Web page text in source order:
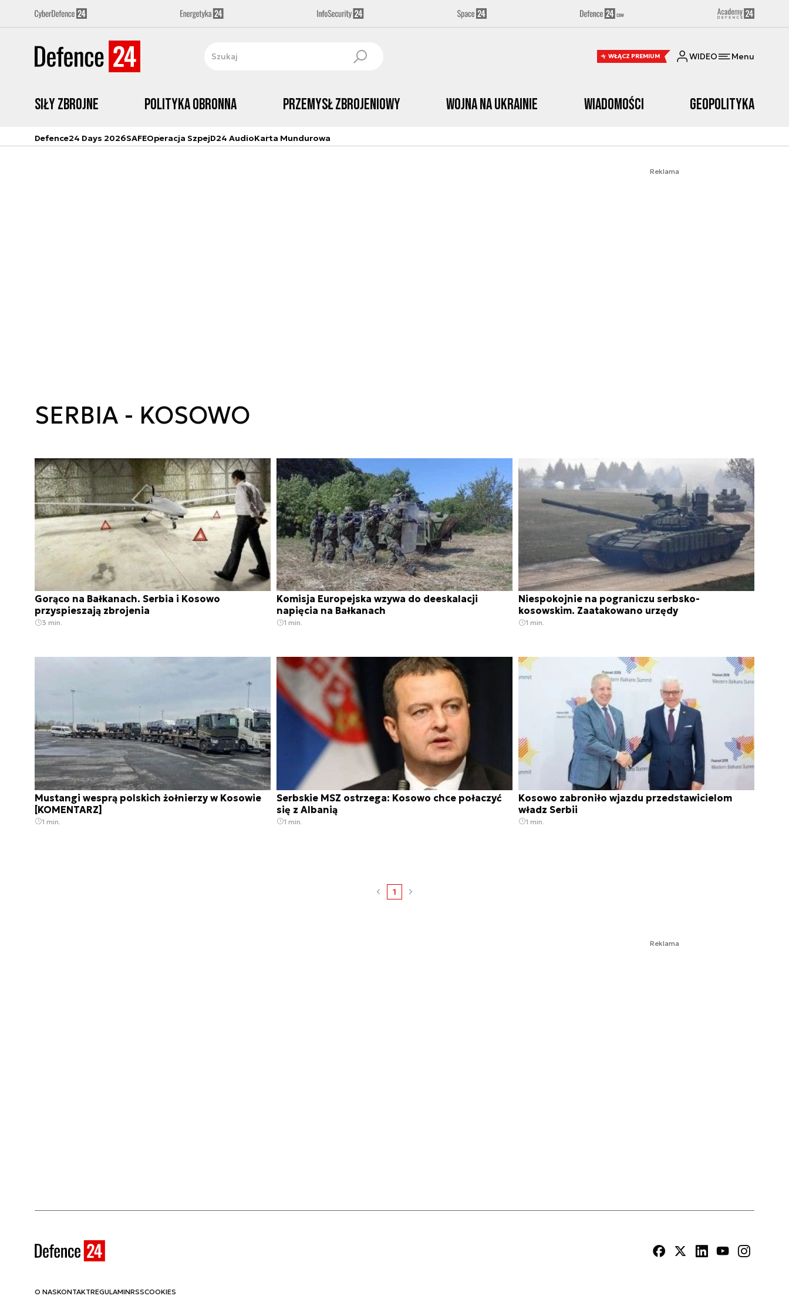
WŁĄCZ PREMIUM WIDEO Menu
Siły zbrojne Polityka obronna Przemysł Zbrojeniowy Wojna na Ukrainie Wiadomości Geopolityka
Defence24 Days 2026SAFEOperacja SzpejD24 AudioKarta Mundurowa
Reklama
SERBIA - KOSOWO
Gorąco na Bałkanach. Serbia i Kosowo
przyspieszają zbrojenia
3 min.
Komisja Europejska wzywa do deeskalacji
napięcia na Bałkanach
1 min.
Niespokojnie na pograniczu serbsko-
kosowskim. Zaatakowano urzędy
1 min.
Mustangi wesprą polskich żołnierzy w Kosowie
[KOMENTARZ]
1 min.
Serbskie MSZ ostrzega: Kosowo chce połaczyć
się z Albanią
1 min.
Kosowo zabroniło wjazdu przedstawicielom
władz Serbii
1 min.
1
Reklama
O NASKONTAKTREGULAMINRSSCOOKIES